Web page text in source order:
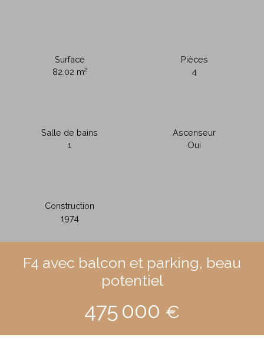
Surface
82.02 m²
Pièces
4
Salle de bains
1
Ascenseur
Oui
Construction
1974
F4 avec balcon et parking, beau
potentiel
475 000 €